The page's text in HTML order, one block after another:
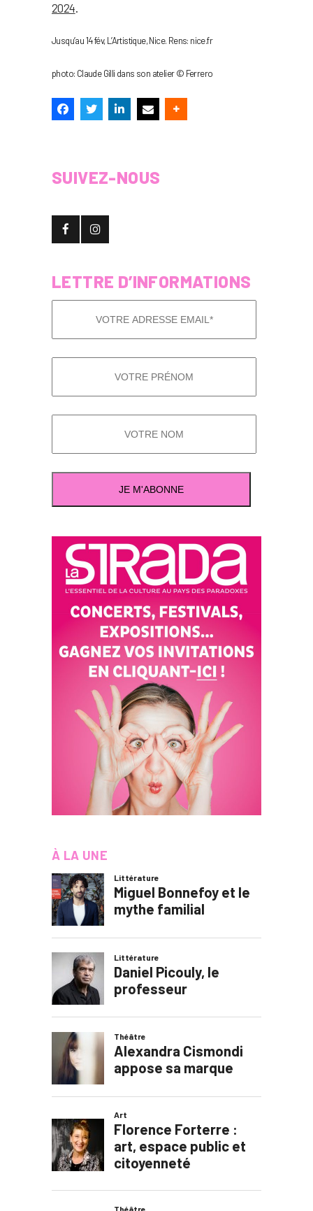
2024.
Jusqu’au 14 fév, L’Artistique, Nice. Rens: nice.fr
photo: Claude Gilli dans son atelier © Ferrero
SUIVEZ-NOUS
LETTRE D’INFORMATIONS
À LA UNE